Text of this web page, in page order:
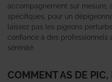
accompagnement sur mesure,
spécifiques, pour un
laissez pas les pigeons
confiance à des professionnels
sérénité.
COMMENT AS DE PIC,